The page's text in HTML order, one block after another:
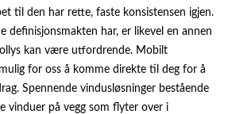
til den har rette, faste konsistensen igjen.
definisjonsmakten har, er likevel en annen
kan være utfordrende. Mobilt
for oss å komme direkte til deg for å
Spennende vindusløsninger bestående
vinduer på vegg som flyter over i